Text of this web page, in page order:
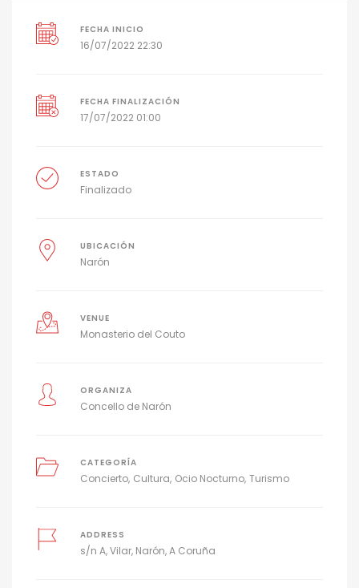
FECHA INICIO
16/07/2022 22:30
FECHA FINALIZACIÓN
17/07/2022 01:00
ESTADO
Finalizado
UBICACIÓN
Narón
VENUE
Monasterio del Couto
ORGANIZA
Concello de Narón
CATEGORÍA
Concierto Cultura Ocio Nocturno Turismo
ADDRESS
s/n A, Vilar, Narón, A Coruña